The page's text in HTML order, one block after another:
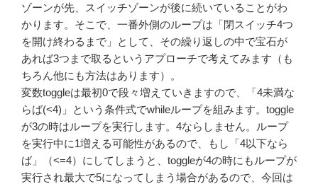
ゾーンが先、スイッチゾーンが後に続いていることがわ
かります。そこで、一番外側のループは「閉スイッチ4つ
を開け終わるまで」として、その繰り返しの中で宝石が
あれば3つまで取るというアプローチで考えてみます（も
ちろん他にも方法はあります）。
変数toggleは最初0で段々増えていきますので、「4未満な
らば(<4)」という条件式でwhileループを組みます。toggle
が3の時はループを実行します。4ならしません。ループ
を実行中に1増える可能性があるので、もし「4以下なら
ば」（<=4）にしてしまうと、toggleが4の時にもループが
実行され最大で5になってしまう場合があるので、今回は